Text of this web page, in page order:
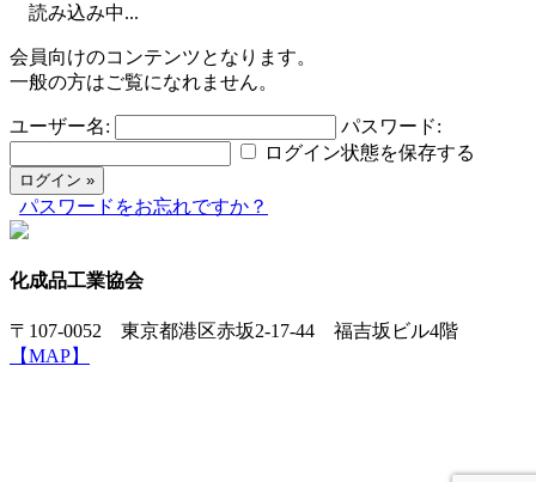
読み込み中...
会員向けのコンテンツとなります。
一般の方はご覧になれません。
ユーザー名:
パスワード:
ログイン状態を保存する
パスワードをお忘れですか？
化成品工業協会
〒107-0052 東京都港区赤坂2-17-44 福吉坂ビル4階
【MAP】